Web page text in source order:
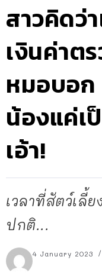
สาวคิดว่
เงินค่าต
หมอบอก
น้องแค่เ
เอ้า!
เวลาที่สัตว์เลี้ย
ปกติ...
4 January 2023